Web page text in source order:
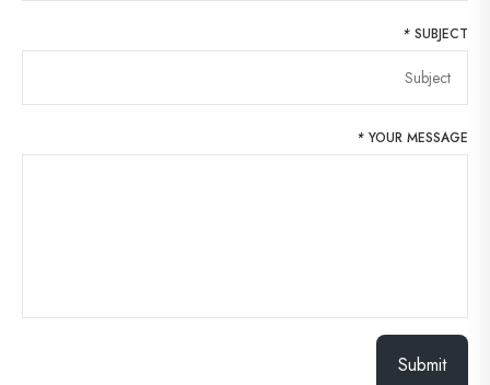
SUBJECT
*
YOUR MESSAGE
*
Submit